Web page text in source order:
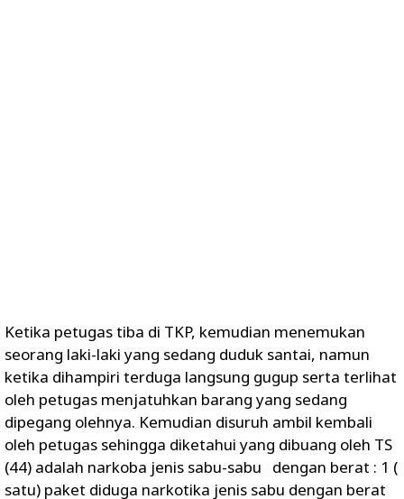
Ketika petugas tiba di TKP, kemudian menemukan
seorang laki-laki yang sedang duduk santai, namun
ketika dihampiri terduga langsung gugup serta terlihat
oleh petugas menjatuhkan barang yang sedang
dipegang olehnya. Kemudian disuruh ambil kembali
oleh petugas sehingga diketahui yang dibuang oleh TS
(44) adalah narkoba jenis sabu-sabu dengan berat : 1 (
satu) paket diduga narkotika jenis sabu dengan berat